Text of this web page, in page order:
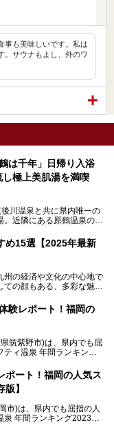
事も美味しいです。私は
。サウナもよし、外のワ
は千年」日帰り入浴
極上美肌湯を満喫
川温泉と共に県内唯一の
近隣にある原鶴温泉の観
吉井温泉にある日帰り入
います。今回は筆者自ら日
詳細レビューします！
め15選【2025年最新
州の経済や文化の中心地で
の顔もある、多彩な魅力
種多彩。玄界灘を眺めら
湯から、繁華街近くのレ
す。
験レポート！福岡の
筑紫野市)は、県内でも屈
ィ温泉 年間ランキング2
ーである筆者が現地訪
し、それらの全貌を徹底紹
ポート！福岡の人気ス
】
市)は、県内でも屈指の人
年間ランキング2023」